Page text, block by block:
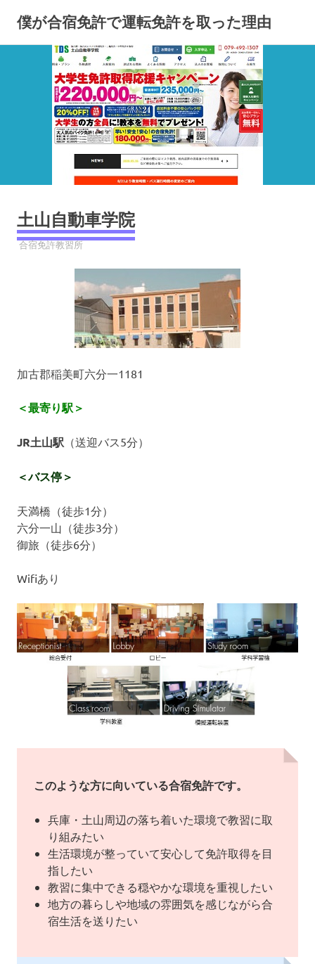
テ
僕が合宿免許で運転免許を取った理由
土山自動車学院
2023年3月27日
YYYPRO
合宿免許教習所
加古郡稲美町六分一1181
＜最寄り駅＞
JR土山駅 （送迎バス5分）
＜バス停＞
天満橋（徒歩1分）
六分一山（徒歩3分）
御旅（徒歩6分）
Wifiあり
このような方に向いている合宿免許です。
兵庫・土山周辺の落ち着いた環境で教習に取
り組みたい
生活環境が整っていて安心して免許取得を目
指したい
教習に集中できる穏やかな環境を重視したい
地方の暮らしや地域の雰囲気を感じながら合
宿生活を送りたい